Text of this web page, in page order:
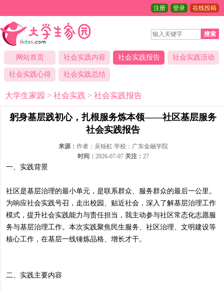
注册 登录 在线投稿
搜索
网站首页 社会实践内容 社会实践报告 社会实践活动
社会实践心得 社会实践总结
大学生家园 > 社会实践 > 社会实践报告
躬身基层践初心，扎根服务炼本领——社区基层服务
社会实践报告
来源： 作者：吴铄虹 学校：广东金融学院
时间： 2026-07-07 关注： 27
一、实践背景
社区是基层治理的最小单元，是联系群众、服务群众的最后一公里。
为响应社会实践号召，走出校园、贴近社会，深入了解基层治理工作
模式，提升社会实践能力与责任担当，我主动参与社区常态化志愿服
务与基层治理工作。本次实践聚焦民生服务、社区治理、文明建设等
核心工作，在基层一线锤炼品格、增长才干。
二、实践主要内容